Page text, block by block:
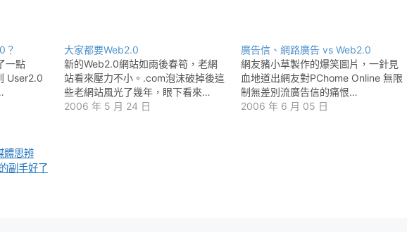
？
一點
User2.0
大家都要Web2.0
新的Web2.0網站如雨後春筍，老網
站看來壓力不小。.com泡沫破掉後這
些老網站風光了幾年，眼下看來…
2006 年 5 月 24 日
廣告信、網路廣告 vs Web2.0
網友豬小草製作的爆笑圖片，一針見
血地道出網友對PChome Online 無限
制無差別流廣告信的痛恨…
2006 年 6 月 05 日
體思辨
副手好了